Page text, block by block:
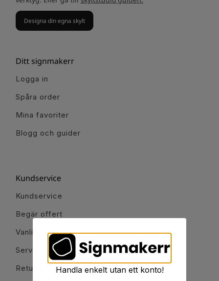
Designa din egna skylt
Ditt signmakerr
Logga in
Spåra order
Mina favoriter
Blogg och guider
Kundservice
Kundservice
Begär offert
Vanliga frågor
Servicetjänster
Retur och reklamation
Handla enkelt utan ett konto!